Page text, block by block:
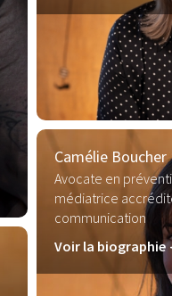
Camélie Boucher
Avocate en
médiatrice
communication
Voir la biographie